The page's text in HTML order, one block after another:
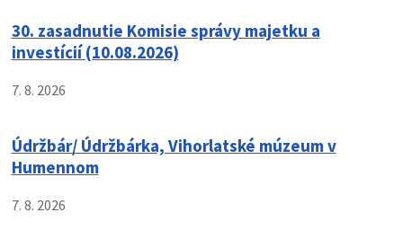
30. zasadnutie Komisie správy majetku a
investícií (10.08.2026)
7. 8. 2026
Údržbár/ Údržbárka, Vihorlatské múzeum v
Humennom
7. 8. 2026